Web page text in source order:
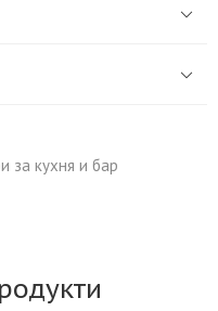
за кухня и бар